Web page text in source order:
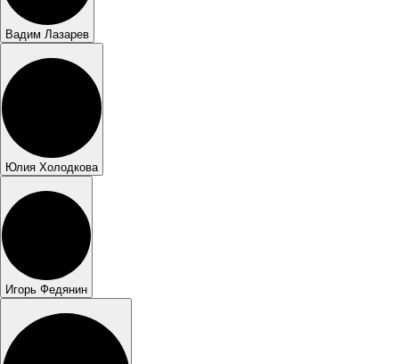
Вадим Лазарев
Юлия Холодкова
Игорь Федянин